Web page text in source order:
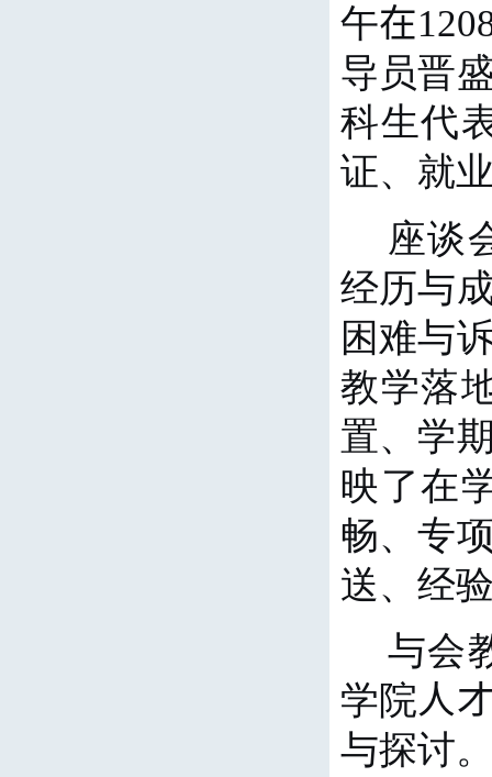
午在
导员晋
科生代
证、就
座谈
经历与
困难与
教学落
置、学
映了在
畅、专
送、经
与会
学院人
与探讨